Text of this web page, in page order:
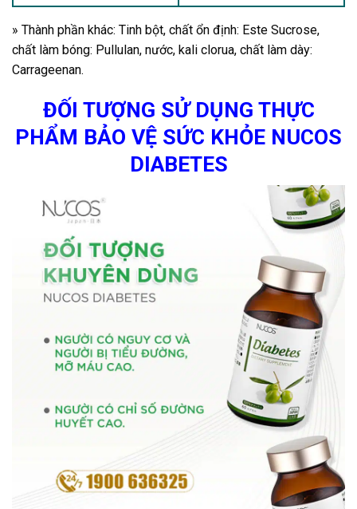
» Thành phần khác: Tinh bột, chất ổn định: Este Sucrose,
chất làm bóng: Pullulan, nước, kali clorua, chất làm dày:
Carrageenan.
ĐỐI TƯỢNG SỬ DỤNG THỰC
PHẨM BẢO VỆ SỨC KHỎE NUCOS
DIABETES